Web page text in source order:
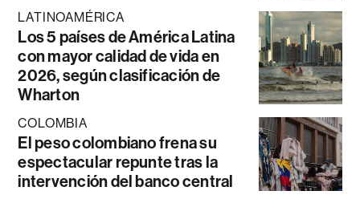
LATINOAMÉRICA
Los 5 países de América Latina
con mayor calidad de vida en
2026, según clasificación de
Wharton
COLOMBIA
El peso colombiano frena su
espectacular repunte tras la
intervención del banco central